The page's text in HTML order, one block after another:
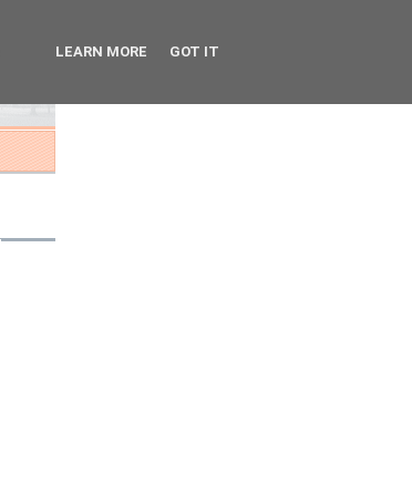
LEARN MORE GOT IT